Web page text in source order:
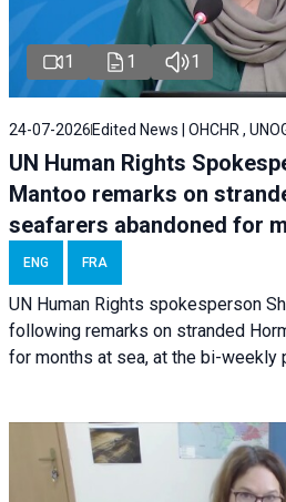
1 1 1
24-07-2026 Edited News | OHCHR ,
UN Human Rights
Mantoo remarks on
seafarers abandoned for
ENG FRA
UN Human Rights spokesperson
following remarks on stranded
for months at sea, at the bi-weekly